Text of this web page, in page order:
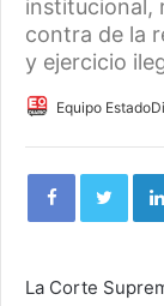
institucional,
contra de la
y ejercicio
Equipo
La Corte